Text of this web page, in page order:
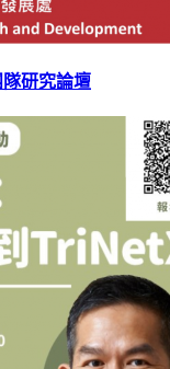
研究論壇